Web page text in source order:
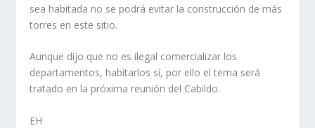
sea habitada no se podrá evitar la construcción de más
torres en este sitio.
Aunque dijo que no es ilegal comercializar los
departamentos, habitarlos sí, por ello el tema será
tratado en la próxima reunión del Cabildo.
EH